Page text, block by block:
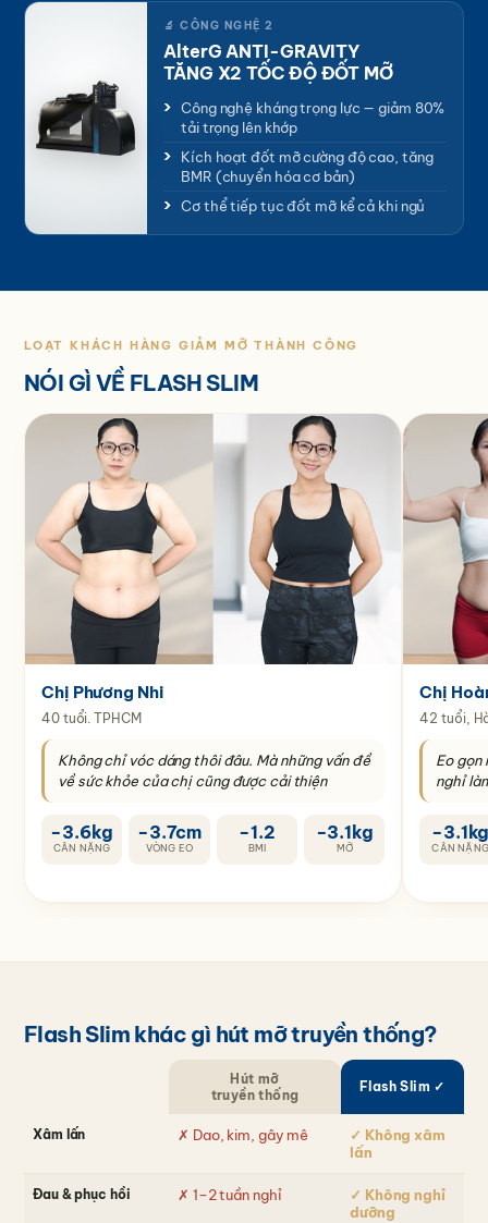
🔬 CÔNG NGHỆ 2
AlterG ANTI-GRAVITY
TĂNG X2 TỐC ĐỘ ĐỐT MỠ
Công nghệ kháng trọng lực — giảm 80%
tải trọng lên khớp
Kích hoạt đốt mỡ cường độ cao, tăng
BMR (chuyển hóa cơ bản)
Cơ thể tiếp tục đốt mỡ kể cả khi ngủ
LOẠT KHÁCH HÀNG GIẢM MỠ THÀNH CÔNG
NÓI GÌ VỀ FLASH SLIM
Chị Phương Nhi
40 tuổi. TPHCM
Không chỉ vóc dáng thôi đâu. Mà những vấn đề
về sức khỏe của chị cũng được cải thiện
−3.6kg
CÂN NẶNG
−3.7cm
VÒNG EO
−1.2
BMI
−3.1kg
MỠ
Chị
42 tuổi,
Eo gọn
nghỉ
CÂN NẶNG
Flash Slim khác gì hút mỡ truyền thống?
Hút mỡ
truyền thống
Flash Slim ✓
Xâm lấn ✗ Dao, kim, gây mê
✓ Không xâm
lấn
Đau & phục hồi ✗ 1–2 tuần nghỉ
✓ Không nghỉ
dưỡng